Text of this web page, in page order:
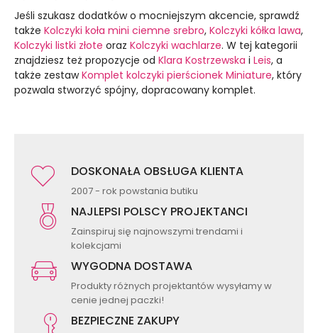
Jeśli szukasz dodatków o mocniejszym akcencie, sprawdź
także Kolczyki koła mini ciemne srebro, Kolczyki kółka lawa,
Kolczyki listki złote oraz Kolczyki wachlarze. W tej kategorii
znajdziesz też propozycje od Klara Kostrzewska i Leis, a
także zestawKomplet kolczyki pierścionek Miniature, który
pozwala stworzyć spójny, dopracowany komplet.
DOSKONAŁA OBSŁUGA KLIENTA
2007 - rok powstania butiku
NAJLEPSI POLSCY PROJEKTANCI
Zainspiruj się najnowszymi trendami i
kolekcjami
WYGODNA DOSTAWA
Produkty różnych projektantów wysyłamy w
cenie jednej paczki!
BEZPIECZNE ZAKUPY